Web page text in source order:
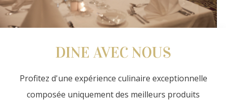
DINE AVEC NOUS
Profitez d'une expérience culinaire exceptionnelle
composée uniquement des meilleurs produits